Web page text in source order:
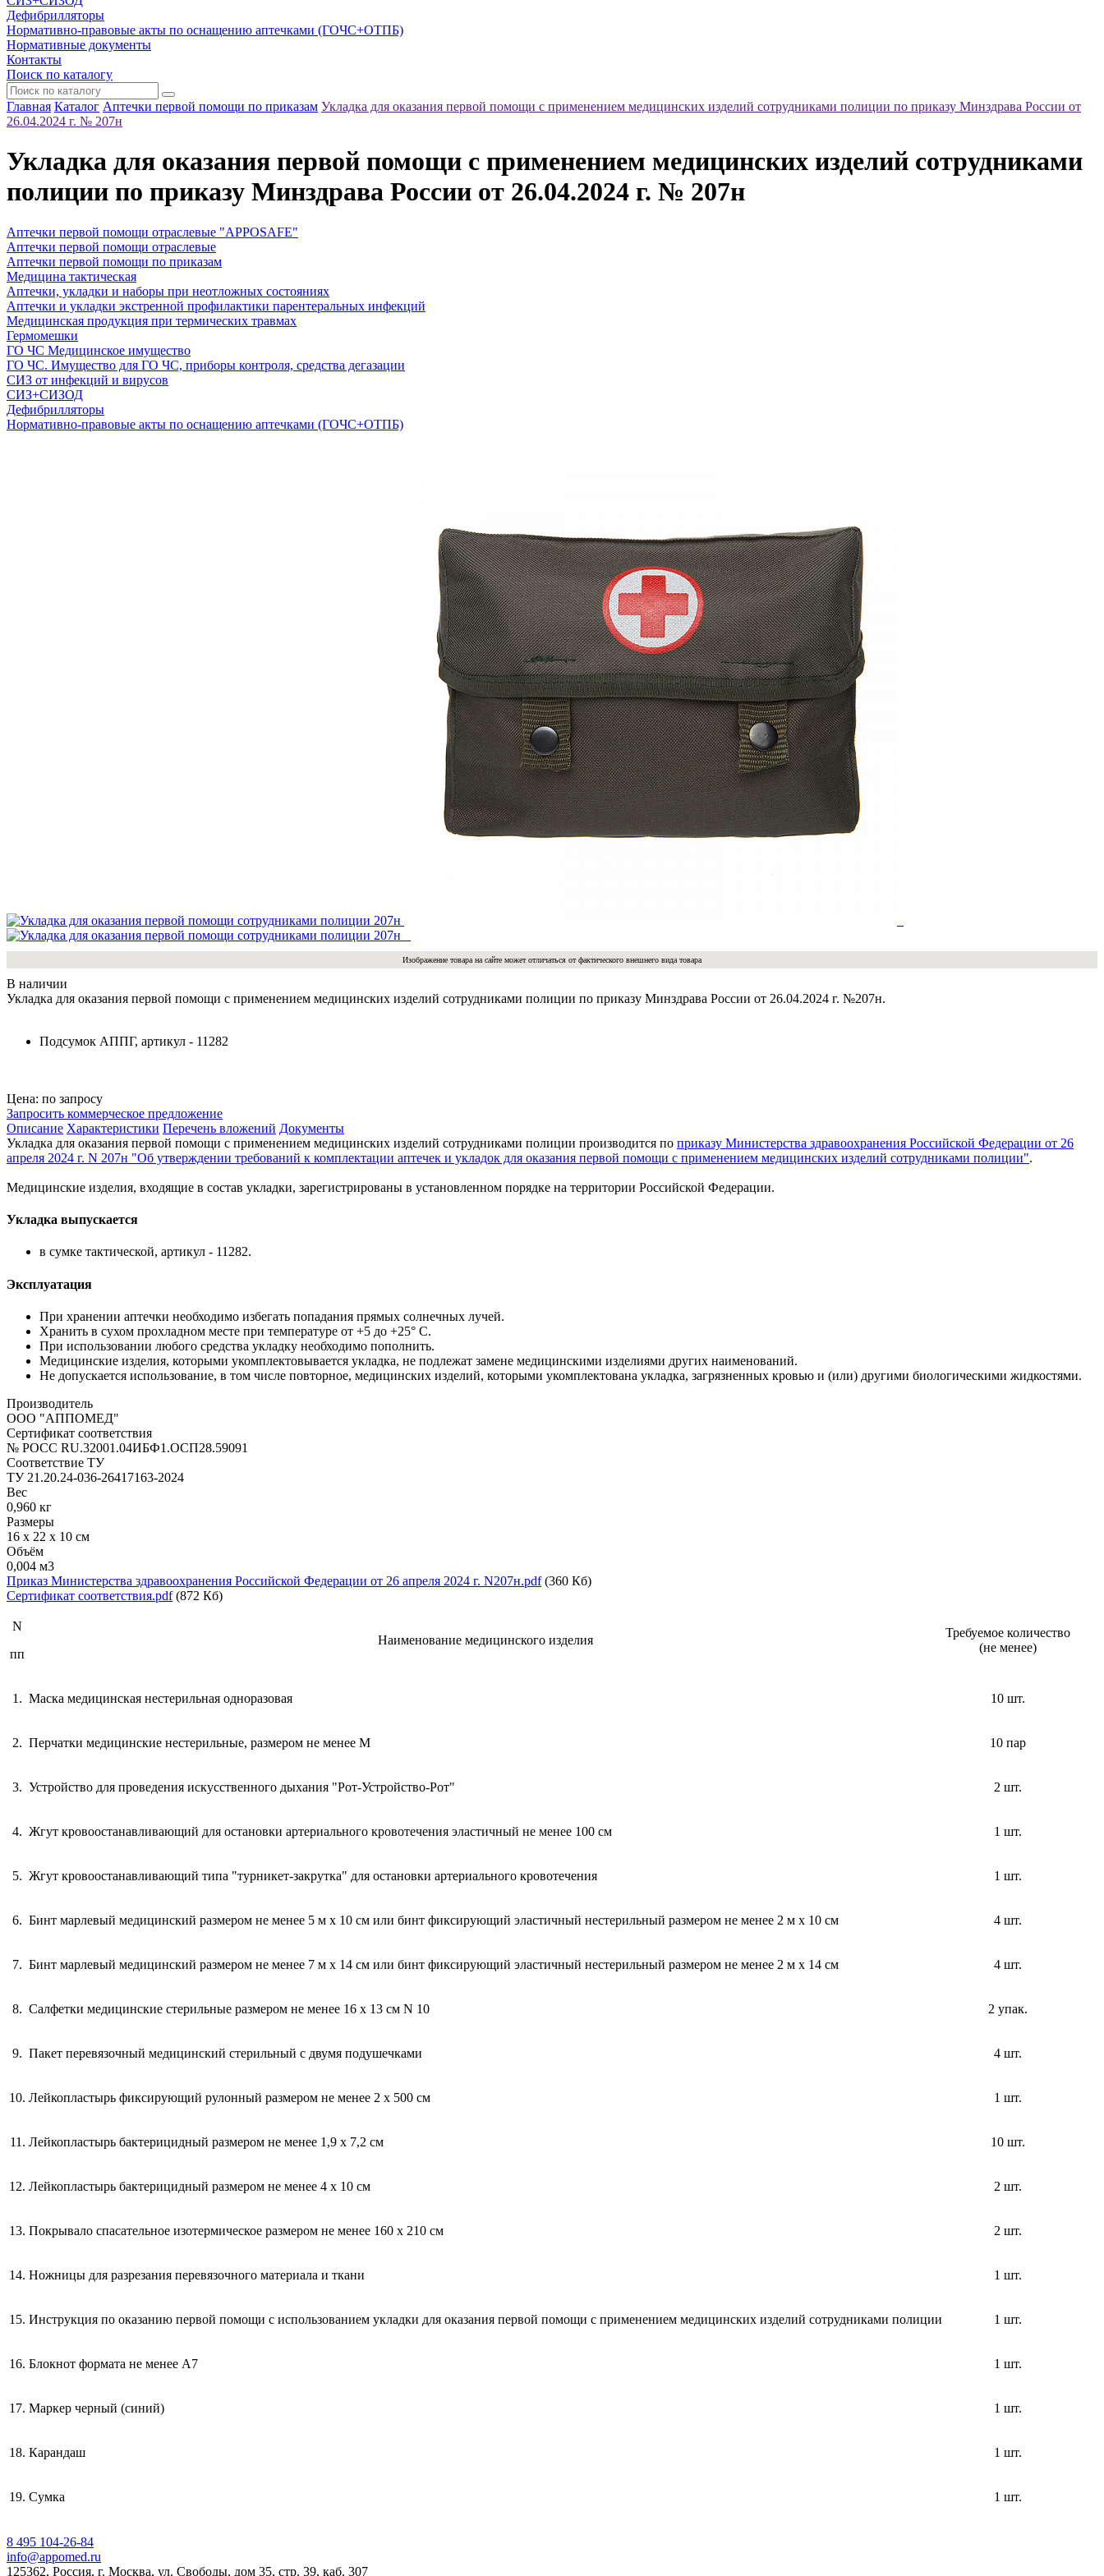
Дефибрилляторы
Нормативно-правовые акты по оснащению аптечками (ГОЧС+ОТПБ)
Нормативные документы
Контакты
Поиск по каталогу
Главная Каталог Аптечки первой помощи по приказам Укладка для оказания первой помощи с применением медицинских изделий сотрудниками полиции по приказу Минздрава России от
26.04.2024 г. № 207н
Укладка для оказания первой помощи с применением медицинских изделий сотрудниками
полиции по приказу Минздрава России от 26.04.2024 г. № 207н
Аптечки первой помощи отраслевые "APPOSAFE"
Аптечки первой помощи отраслевые
Аптечки первой помощи по приказам
Медицина тактическая
Аптечки, укладки и наборы при неотложных состояниях
Аптечки и укладки экстренной профилактики парентеральных инфекций
Медицинская продукция при термических травмах
Гермомешки
ГО ЧС Медицинское имущество
ГО ЧС. Имущество для ГО ЧС, приборы контроля, средства дегазации
СИЗ от инфекций и вирусов
СИЗ+СИЗОД
Дефибрилляторы
Нормативно-правовые акты по оснащению аптечками (ГОЧС+ОТПБ)
Изображение товара на сайте может отличаться от фактического внешнего вида товара
В наличии
Укладка для оказания первой помощи с применением медицинских изделий сотрудниками полиции по приказу Минздрава России от 26.04.2024 г. №207н.
Подсумок АППГ, артикул - 11282
Цена: по запросу
Запросить коммерческое предложение
Описание Характеристики Перечень вложений Документы
Укладка для оказания первой помощи с применением медицинских изделий сотрудниками полиции производится по приказу Министерства здравоохранения Российской Федерации от 26
апреля 2024 г. N 207н "Об утверждении требований к комплектации аптечек и укладок для оказания первой помощи с применением медицинских изделий сотрудниками полиции".
Медицинские изделия, входящие в состав укладки, зарегистрированы в установленном порядке на территории Российской Федерации.
Укладка выпускается
в сумке тактической, артикул - 11282.
Эксплуатация
При хранении аптечки необходимо избегать попадания прямых солнечных лучей.
Хранить в сухом прохладном месте при температуре от +5 до +25° С.
При использовании любого средства укладку необходимо пополнить.
Медицинские изделия, которыми укомплектовывается укладка, не подлежат замене медицинскими изделиями других наименований.
Не допускается использование, в том числе повторное, медицинских изделий, которыми укомплектована укладка, загрязненных кровью и (или) другими биологическими жидкостями.
Производитель
ООО "АППОМЕД"
Сертификат соответствия
№ РОСС RU.32001.04ИБФ1.ОСП28.59091
Соответствие ТУ
ТУ 21.20.24-036-26417163-2024
Вес
0,960 кг
Размеры
16 х 22 х 10 см
Объём
0,004 м3
Приказ Министерства здравоохранения Российской Федерации от 26 апреля 2024 г. N207н.pdf (360 Кб)
Сертификат соответствия.pdf (872 Кб)
N
пп
Наименование медицинского изделия
Требуемое количество
(не менее)
1. Маска медицинская нестерильная одноразовая 10 шт.
2. Перчатки медицинские нестерильные, размером не менее М 10 пар
3. Устройство для проведения искусственного дыхания "Рот-Устройство-Рот" 2 шт.
4. Жгут кровоостанавливающий для остановки артериального кровотечения эластичный не менее 100 см 1 шт.
5. Жгут кровоостанавливающий типа "турникет-закрутка" для остановки артериального кровотечения 1 шт.
6. Бинт марлевый медицинский размером не менее 5 м х 10 см или бинт фиксирующий эластичный нестерильный размером не менее 2 м х 10 см 4 шт.
7. Бинт марлевый медицинский размером не менее 7 м х 14 см или бинт фиксирующий эластичный нестерильный размером не менее 2 м х 14 см 4 шт.
8. Салфетки медицинские стерильные размером не менее 16 х 13 см N 10 2 упак.
9. Пакет перевязочный медицинский стерильный с двумя подушечками 4 шт.
10. Лейкопластырь фиксирующий рулонный размером не менее 2 х 500 см 1 шт.
11. Лейкопластырь бактерицидный размером не менее 1,9 х 7,2 см 10 шт.
12. Лейкопластырь бактерицидный размером не менее 4 х 10 см 2 шт.
13. Покрывало спасательное изотермическое размером не менее 160 х 210 см 2 шт.
14. Ножницы для разрезания перевязочного материала и ткани 1 шт.
15. Инструкция по оказанию первой помощи с использованием укладки для оказания первой помощи с применением медицинских изделий сотрудниками полиции 1 шт.
16. Блокнот формата не менее А7 1 шт.
17. Маркер черный (синий) 1 шт.
18. Карандаш 1 шт.
19. Сумка 1 шт.
8 495 104-26-84
info@appomed.ru
125362, Россия, г. Москва, ул. Свободы, дом 35, стр. 39, каб. 307